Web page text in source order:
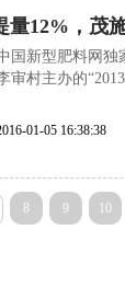
量12%，茂
国新型肥料网独
审村主办的
01-05 16:38:38
8 9 10